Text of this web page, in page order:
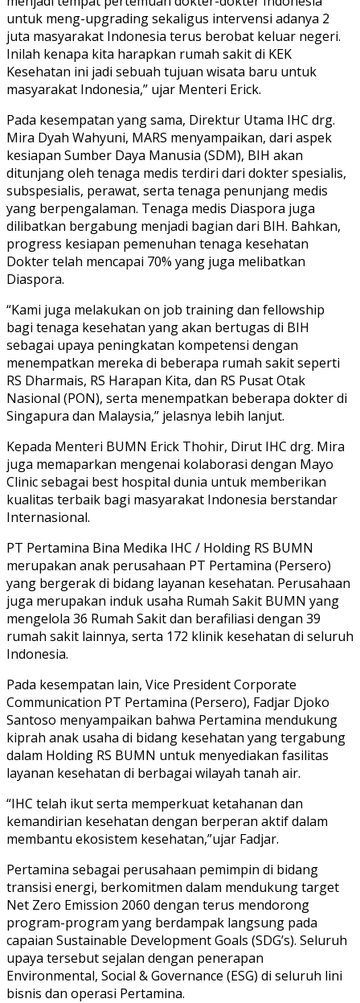
untuk meng-upgrading sekaligus intervensi adanya 2
juta masyarakat Indonesia terus berobat keluar negeri.
Inilah kenapa kita harapkan rumah sakit di KEK
Kesehatan ini jadi sebuah tujuan wisata baru untuk
masyarakat Indonesia,” ujar Menteri Erick.
Pada kesempatan yang sama, Direktur Utama IHC drg.
Mira Dyah Wahyuni, MARS menyampaikan, dari aspek
kesiapan Sumber Daya Manusia (SDM), BIH akan
ditunjang oleh tenaga medis terdiri dari dokter spesialis,
subspesialis, perawat, serta tenaga penunjang medis
yang berpengalaman. Tenaga medis Diaspora juga
dilibatkan bergabung menjadi bagian dari BIH. Bahkan,
progress kesiapan pemenuhan tenaga kesehatan
Dokter telah mencapai 70% yang juga melibatkan
Diaspora.
“Kami juga melakukan on job training dan fellowship
bagi tenaga kesehatan yang akan bertugas di BIH
sebagai upaya peningkatan kompetensi dengan
menempatkan mereka di beberapa rumah sakit seperti
RS Dharmais, RS Harapan Kita, dan RS Pusat Otak
Nasional (PON), serta menempatkan beberapa dokter di
Singapura dan Malaysia,” jelasnya lebih lanjut.
Kepada Menteri BUMN Erick Thohir, Dirut IHC drg. Mira
juga memaparkan mengenai kolaborasi dengan Mayo
Clinic sebagai best hospital dunia untuk memberikan
kualitas terbaik bagi masyarakat Indonesia berstandar
Internasional.
PT Pertamina Bina Medika IHC / Holding RS BUMN
merupakan anak perusahaan PT Pertamina (Persero)
yang bergerak di bidang layanan kesehatan. Perusahaan
juga merupakan induk usaha Rumah Sakit BUMN yang
mengelola 36 Rumah Sakit dan berafiliasi dengan 39
rumah sakit lainnya, serta 172 klinik kesehatan di seluruh
Indonesia.
Pada kesempatan lain, Vice President Corporate
Communication PT Pertamina (Persero), Fadjar Djoko
Santoso menyampaikan bahwa Pertamina mendukung
kiprah anak usaha di bidang kesehatan yang tergabung
dalam Holding RS BUMN untuk menyediakan fasilitas
layanan kesehatan di berbagai wilayah tanah air.
“IHC telah ikut serta memperkuat ketahanan dan
kemandirian kesehatan dengan berperan aktif dalam
membantu ekosistem kesehatan,”ujar Fadjar.
Pertamina sebagai perusahaan pemimpin di bidang
transisi energi, berkomitmen dalam mendukung target
Net Zero Emission 2060 dengan terus mendorong
program-program yang berdampak langsung pada
capaian Sustainable Development Goals (SDG’s). Seluruh
upaya tersebut sejalan dengan penerapan
Environmental, Social & Governance (ESG) di seluruh lini
bisnis dan operasi Pertamina.